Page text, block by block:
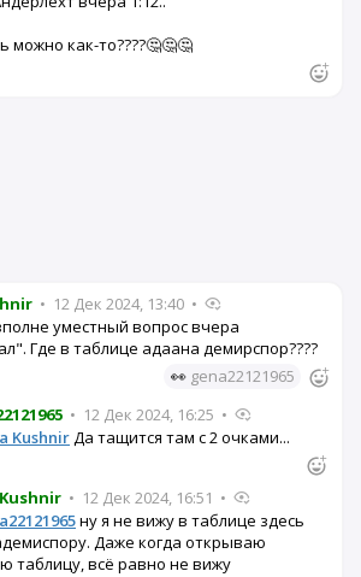
можно как-то????🤔🤔🤔
• 12 Дек 2024, 13:40 •
уместный вопрос вчера
Где в таблице адаана демирспор????
👀 gena22121965
• 12 Дек 2024, 16:25 •
KushnirДа тащится там с 2 очками...
• 12 Дек 2024, 16:51 •
ну я не вижу в таблице здесь
Даже когда открываю
таблицу, всё равно не вижу